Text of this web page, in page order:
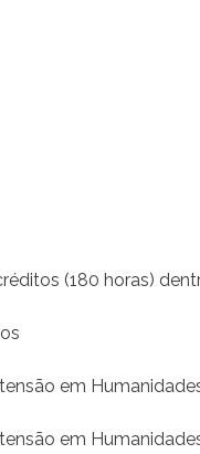
(180 horas)
em Humanidades
em Humanidades